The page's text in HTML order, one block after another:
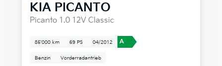
KIA PICANTO
Picanto 1.0 12V Classic
85'000 km 69 PS 04/2012 A
Benzin Vorderradantrieb